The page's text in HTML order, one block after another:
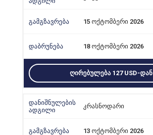
15 ოქტომბერი 2026
18 ოქტომბერი 2026
ᲦᲘᲠᲔᲑᲣᲚᲔᲑᲐ 127 USD-ᲓᲐᲜ
კრასნოდარი
13 ოქტომბერი 2026